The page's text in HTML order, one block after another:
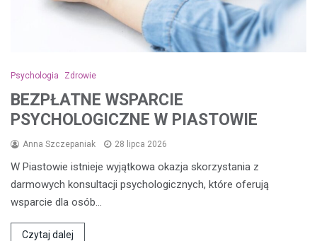
Psychologia Zdrowie
BEZPŁATNE WSPARCIE
PSYCHOLOGICZNE W PIASTOWIE
Anna Szczepaniak 28 lipca 2026
W Piastowie istnieje wyjątkowa okazja skorzystania z
darmowych konsultacji psychologicznych, które oferują
wsparcie dla osób…
Czytaj dalej